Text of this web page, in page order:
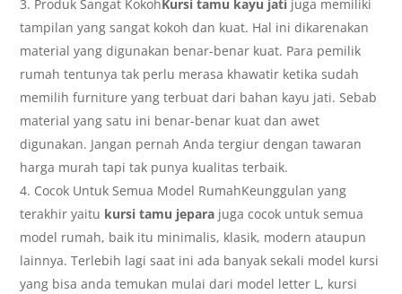
Produk Sangat Kokoh Kursi tamu kayu jati juga memiliki
tampilan yang sangat kokoh dan kuat. Hal ini dikarenakan
material yang digunakan benar-benar kuat. Para pemilik
rumah tentunya tak perlu merasa khawatir ketika sudah
memilih furniture yang terbuat dari bahan kayu jati. Sebab
material yang satu ini benar-benar kuat dan awet
digunakan. Jangan pernah Anda tergiur dengan tawaran
harga murah tapi tak punya kualitas terbaik.
Cocok Untuk Semua Model RumahKeunggulan yang
terakhir yaitu kursi tamu jepara juga cocok untuk semua
model rumah, baik itu minimalis, klasik, modern ataupun
lainnya. Terlebih lagi saat ini ada banyak sekali model kursi
yang bisa anda temukan mulai dari model letter L, kursi